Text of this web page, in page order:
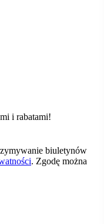
i rabatami!
biuletynów
. Zgodę można